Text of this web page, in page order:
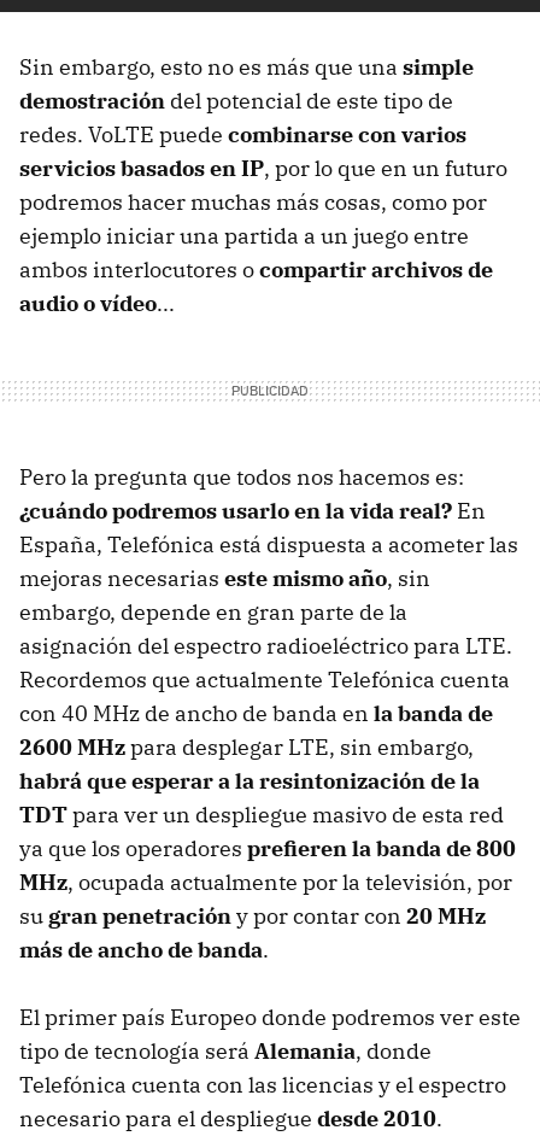
Sin embargo, esto no es más que una simple
demostración del potencial de este tipo de
redes. VoLTE puede combinarse con varios
servicios basados en IP, por lo que en un futuro
podremos hacer muchas más cosas, como por
ejemplo iniciar una partida a un juego entre
ambos interlocutores ocompartir archivos de
audio o vídeo...
Pero la pregunta que todos nos hacemos es:
¿cuándo podremos usarlo en la vida real? En
España, Telefónica está dispuesta a acometer las
mejoras necesarias este mismo año, sin
embargo, depende en gran parte de la
asignación del espectro radioeléctrico para LTE.
Recordemos que actualmente Telefónica cuenta
con 40 MHz de ancho de banda en la banda de
2600 MHzpara desplegar LTE, sin embargo,
habrá que esperar a la resintonización de la
TDTpara ver un despliegue masivo de esta red
ya que los operadores prefieren la banda de 800
MHz, ocupada actualmente por la televisión, por
su gran penetracióny por contar con 20 MHz
más de ancho de banda.
El primer país Europeo donde podremos ver este
tipo de tecnología será Alemania, donde
Telefónica cuenta con las licencias y el espectro
necesario para el despliegue desde 2010.